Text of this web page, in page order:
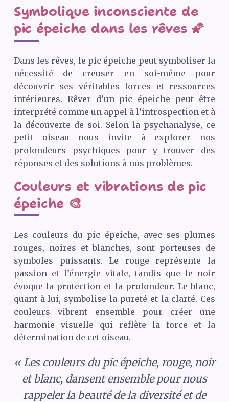
Symbolique inconsciente de
pic épeiche dans les rêves 🌠
Dans les rêves, le pic épeiche peut symboliser la
nécessité de creuser en soi-même pour
découvrir ses véritables forces et ressources
intérieures. Rêver d’un pic épeiche peut être
interprété comme un appel à l’introspection et à
la découverte de soi. Selon la psychanalyse, ce
petit oiseau nous invite à explorer nos
profondeurs psychiques pour y trouver des
réponses et des solutions à nos problèmes.
Couleurs et vibrations de pic
épeiche 🎨
Les couleurs du pic épeiche, avec ses plumes
rouges, noires et blanches, sont porteuses de
symboles puissants. Le rouge représente la
passion et l’énergie vitale, tandis que le noir
évoque la protection et la profondeur. Le blanc,
quant à lui, symbolise la pureté et la clarté. Ces
couleurs vibrent ensemble pour créer une
harmonie visuelle qui reflète la force et la
détermination de cet oiseau.
« Les couleurs du pic épeiche, rouge, noir
et blanc, dansent ensemble pour nous
rappeler la beauté de la diversité et de